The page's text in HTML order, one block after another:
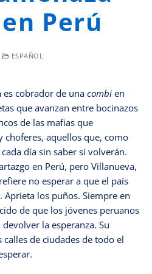
Perú
ESPAÑOL
es cobrador de una combi en
que avanzan entre bocinazos
de las mafias que
choferes, aquellos que, como
día sin saber si volverán.
en Perú, pero Villanueva,
no esperar a que el país
los puños. Siempre en
de que los jóvenes peruanos
la esperanza. Su
de ciudades de todo el